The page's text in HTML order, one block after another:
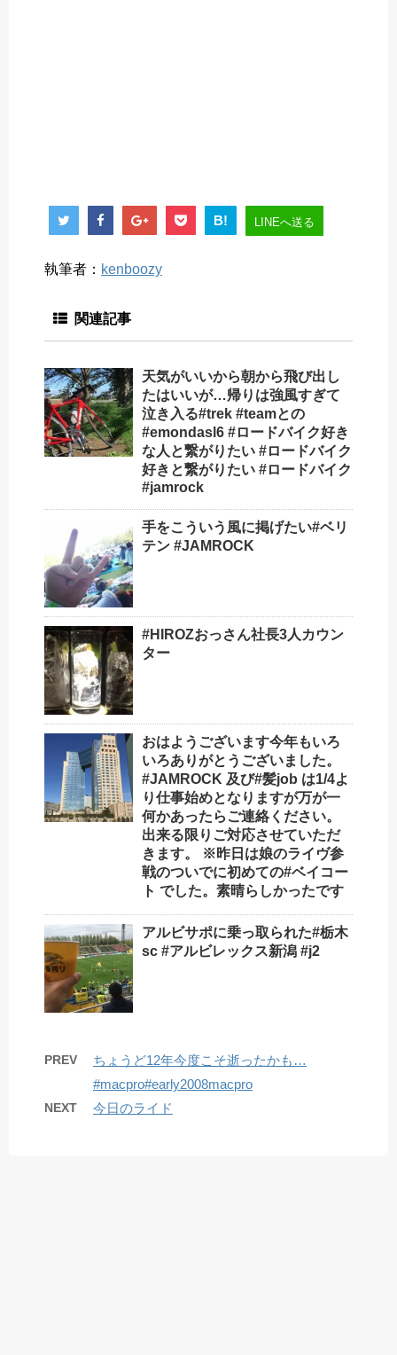
B! LINEへ送る
執筆者： kenboozy
関連記事
天気がいいから朝から飛び出し
たはいいが…帰りは強風すぎて
泣き入る#trek #teamとの
#emondasl6 #ロードバイク好き
な人と繋がりたい #ロードバイク
好きと繋がりたい #ロードバイク
#jamrock
手をこういう風に掲げたい#ベリ
テン #JAMROCK
#HIROZおっさん社長3人カウン
ター
おはようございます今年もいろ
いろありがとうございました。
#JAMROCK 及び#髪job は1/4よ
り仕事始めとなりますが万が一
何かあったらご連絡ください。
出来る限りご対応させていただ
きます。 ※昨日は娘のライヴ参
戦のついでに初めての#ベイコー
ト でした。素晴らしかったです
アルビサポに乗っ取られた#栃木
sc #アルビレックス新潟 #j2
PREV
ちょうど12年今度こそ逝ったかも…
#macpro#early2008macpro
NEXT 今日のライド